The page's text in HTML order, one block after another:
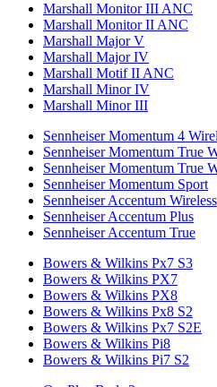
Marshall Monitor III ANC
Marshall Monitor II ANC
Marshall Major V
Marshall Major IV
Marshall Motif II ANC
Marshall Minor IV
Marshall Minor III
Sennheiser Momentum 4
Sennheiser Momentum True
Sennheiser Momentum True
Sennheiser Momentum Sport
Sennheiser Accentum Wireless
Sennheiser Accentum Plus
Sennheiser Accentum True
Bowers & Wilkins Px7 S3
Bowers & Wilkins PX7
Bowers & Wilkins PX8
Bowers & Wilkins Px8 S2
Bowers & Wilkins Px7 S2E
Bowers & Wilkins Pi8
Bowers & Wilkins Pi7 S2